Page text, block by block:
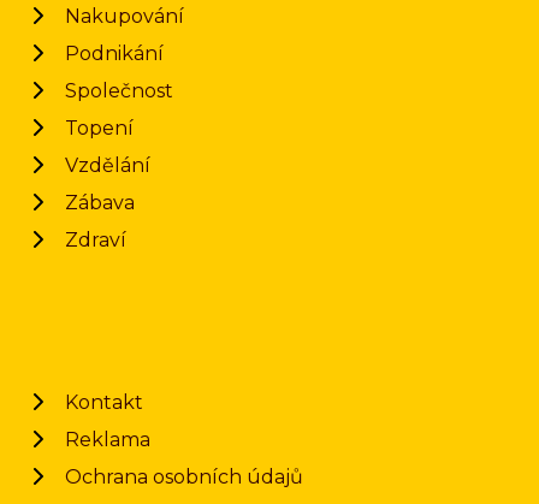
Nakupování
Podnikání
Společnost
Topení
Vzdělání
Zábava
Zdraví
Kontakt
Reklama
Ochrana osobních údajů